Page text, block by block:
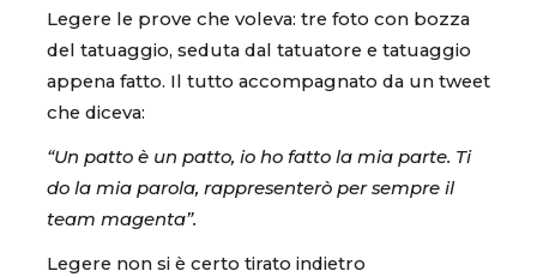
Legere le prove che voleva: tre foto con bozza
del tatuaggio, seduta dal tatuatore e tatuaggio
appena fatto. Il tutto accompagnato da un tweet
che diceva:
“Un patto è un patto, io ho fatto la mia parte. Ti
do la mia parola, rappresenterò per sempre il
team magenta”.
Legere non si è certo tirato indietro